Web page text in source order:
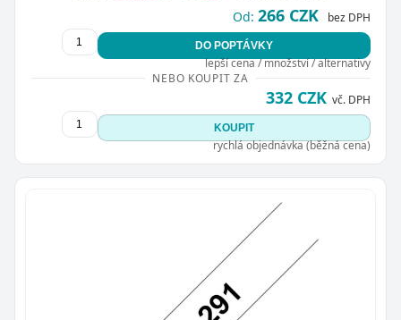
Od: 266 CZK bez DPH
DO POPTÁVKY
lepší cena / množství / alternativy
NEBO KOUPIT ZA
332 CZK vč. DPH
KOUPIT
rychlá objednávka (běžná cena)